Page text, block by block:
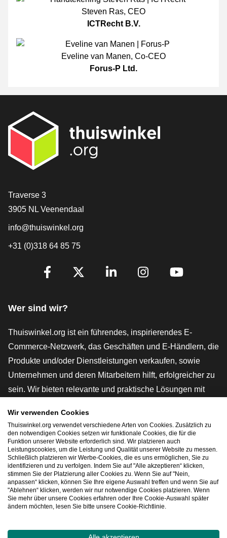
Steven Ras, CEO
ICTRecht B.V.
Eveline van Manen, Co-CEO
Forus-P Ltd.
[_General:Contact]
Traverse 3
3905 NL Veenendaal
info@thuiswinkel.org
+31 (0)318 64 85 75
[_General:SocialMediaTitle]
Wer sind wir?
Thuiswinkel.org ist ein führendes, inspirierendes E-
Commerce-Netzwerk, das Geschäften und E-Händlern, die
Produkte und/oder Dienstleistungen verkaufen, sowie
Unternehmen und deren Mitarbeitern hilft, erfolgreicher zu
sein. Wir bieten relevante und praktische Lösungen mit
rechtlichen Instrumenten und Beratung,
Interessenvertretung, Marktforschung und verfügen über
eine eigene Bildungsplattform, die Thuiswinkel e-
Academy.
Schnelles Navigieren
Wir verwenden Cookies
Thuiswinkel.org verwendet verschiedene Arten von Cookies. Zusätzlich zu
den notwendigen Cookies setzen wir funktionale Cookies, die für die
Funktion unserer Website erforderlich sind. Wir platzieren auch
Leistungscookies, um die Leistung und Qualität unserer Website zu messen.
Schließlich platzieren wir Werbe-Cookies, die es uns ermöglichen, Sie zu
identifizieren und zu verfolgen. Indem Sie auf "Alle akzeptieren“ klicken,
stimmen Sie der Platzierung aller Cookies zu. Wenn Sie auf "Nein,
anpassen“ klicken, können Sie Ihre eigene Auswahl treffen und wenn Sie auf
"Ablehnen“ klicken, werden wir nur notwendige Cookies platzieren. Wenn
Sie mehr über unsere Cookies erfahren oder Ihre Cookie-Auswahl später
ändern möchten, lesen Sie bitte unsere Cookie-Richtlinie.